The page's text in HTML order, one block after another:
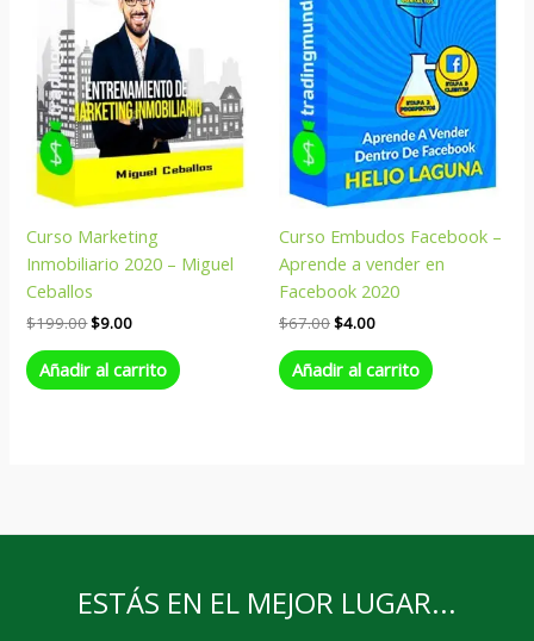
Curso Marketing
Inmobiliario 2020 – Miguel
Ceballos
$199.00$9.00
Añadir al carrito
Curso Embudos Facebook –
Aprende a vender en
Facebook 2020
$67.00$4.00
Añadir al carrito
ESTÁS EN EL MEJOR LUGAR...